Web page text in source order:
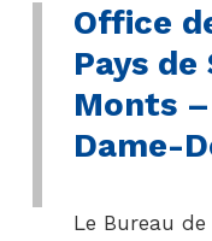
Office
Pays
Monts
Dame-
Le Bureau